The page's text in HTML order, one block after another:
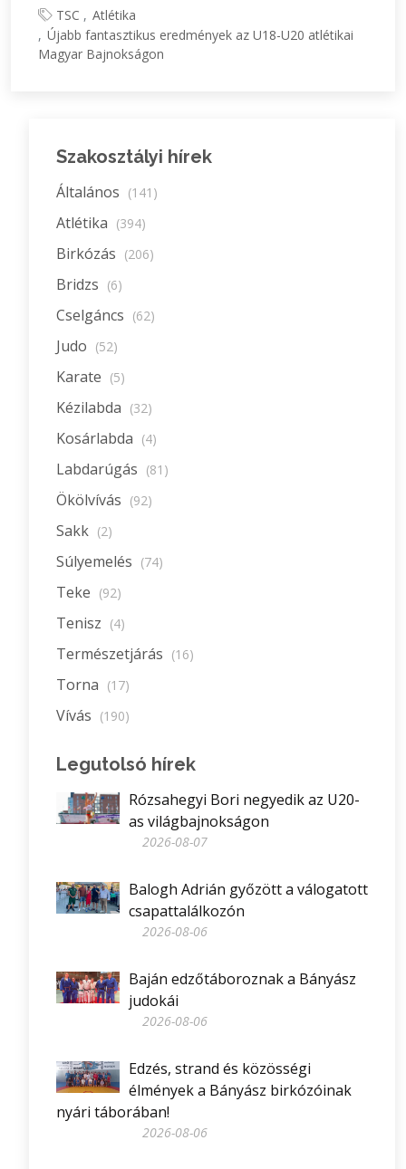
TSC
Atlétika
Újabb fantasztikus eredmények az U18-U20 atlétikai
Magyar Bajnokságon
Szakosztályi hírek
Általános (141)
Atlétika (394)
Birkózás (206)
Bridzs (6)
Cselgáncs (62)
Judo (52)
Karate (5)
Kézilabda (32)
Kosárlabda (4)
Labdarúgás (81)
Ökölvívás (92)
Sakk (2)
Súlyemelés (74)
Teke (92)
Tenisz (4)
Természetjárás (16)
Torna (17)
Vívás (190)
Legutolsó hírek
Rózsahegyi Bori negyedik az U20-
as világbajnokságon
2026-08-07
Balogh Adrián győzött a válogatott
csapattalálkozón
2026-08-06
Baján edzőtáboroznak a Bányász
judokái
2026-08-06
Edzés, strand és közösségi
élmények a Bányász birkózóinak
nyári táborában!
2026-08-06